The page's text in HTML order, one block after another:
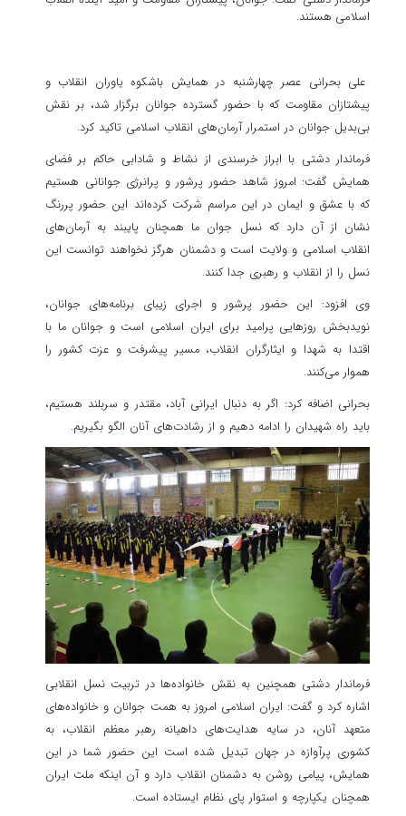
اسلامی هستند.
علی بحرانی عصر چهارشنبه در همایش باشکوه یاوران انقلاب و
پیشتازان مقاومت که با حضور گسترده جوانان برگزار شد، بر نقش
بی‌بدیل جوانان در استمرار آرمان‌های انقلاب اسلامی تاکید کرد.
فرماندار دشتی با ابراز خرسندی از نشاط و شادابی حاکم بر فضای
همایش گفت: امروز شاهد حضور پرشور و پرانرژی جوانانی هستیم
که با عشق و ایمان در این مراسم شرکت کرده‌اند این حضور پررنگ
نشان از آن دارد که نسل جوان ما همچنان پایبند به آرمان‌های
انقلاب اسلامی و ولایت است و دشمنان هرگز نخواهند توانست این
نسل را از انقلاب و رهبری جدا کنند.
وی افزود: این حضور پرشور و اجرای زیبای برنامه‌های جوانان،
نویدبخش روزهایی پرامید برای ایران اسلامی است و جوانان ما با
اقتدا به شهدا و ایثارگران انقلاب، مسیر پیشرفت و عزت کشور را
هموار می‌کنند.
بحرانی اضافه کرد: اگر به دنبال ایرانی آباد، مقتدر و سربلند هستیم،
باید راه شهیدان را ادامه دهیم و از رشادت‌های آنان الگو بگیریم.
فرماندار دشتی همچنین به نقش خانواده‌ها در تربیت نسل انقلابی
اشاره کرد و گفت: ایران اسلامی امروز به همت جوانان و خانواده‌های
متعهد آنان، در سایه هدایت‌های داهیانه رهبر معظم انقلاب، به
کشوری پرآوازه در جهان تبدیل شده است این حضور شما در این
همایش، پیامی روشن به دشمنان انقلاب دارد و آن اینکه ملت ایران
همچنان یکپارچه و استوار پای نظام ایستاده است.